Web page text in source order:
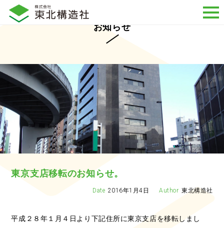
お知らせ
東京支店移転のお知らせ。
2016年1月4日 東北構造社
平成２８年１月４日より下記住所に東京支店を移転しまし